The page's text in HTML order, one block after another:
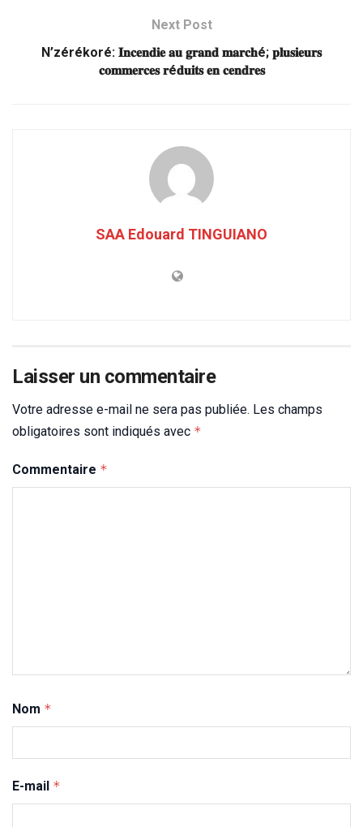
Next Post
N’zérékoré: 𝐈𝐧𝐜𝐞𝐧𝐝𝐢𝐞 𝐚𝐮 𝐠𝐫𝐚𝐧𝐝 𝐦𝐚𝐫𝐜𝐡é; 𝐩𝐥𝐮𝐬𝐢𝐞𝐮𝐫𝐬
𝐜𝐨𝐦𝐦𝐞𝐫𝐜𝐞𝐬 𝐫é𝐝𝐮𝐢𝐭𝐬 𝐞𝐧 𝐜𝐞𝐧𝐝𝐫𝐞𝐬
SAA Edouard TINGUIANO
Laisser un commentaire
Votre adresse e-mail ne sera pas publiée. Les champs
obligatoires sont indiqués avec *
Commentaire *
Nom *
E-mail *